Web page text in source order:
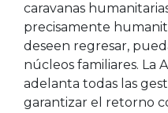
caravanas
precisamente
deseen regresar,
núcleos familiares. La
adelanta todas las
garantizar el retorno